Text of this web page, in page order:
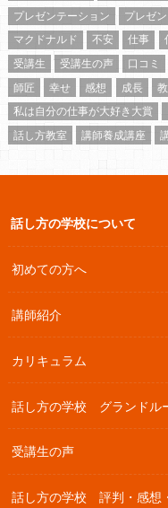
プレゼンテーション
プレゼン
マクドナルド
不安 仕事
受講生
受講生の声 口コミ
師匠
幸せ 感想 成長
私は自分の仕事が大好き大賞
話し方教室
講師養成講座
話し方の学校について
初めての方へ
講師紹介
カリキュラム
話し方の学校 グランドル
受講生の声
話し方の学校 評判・感想